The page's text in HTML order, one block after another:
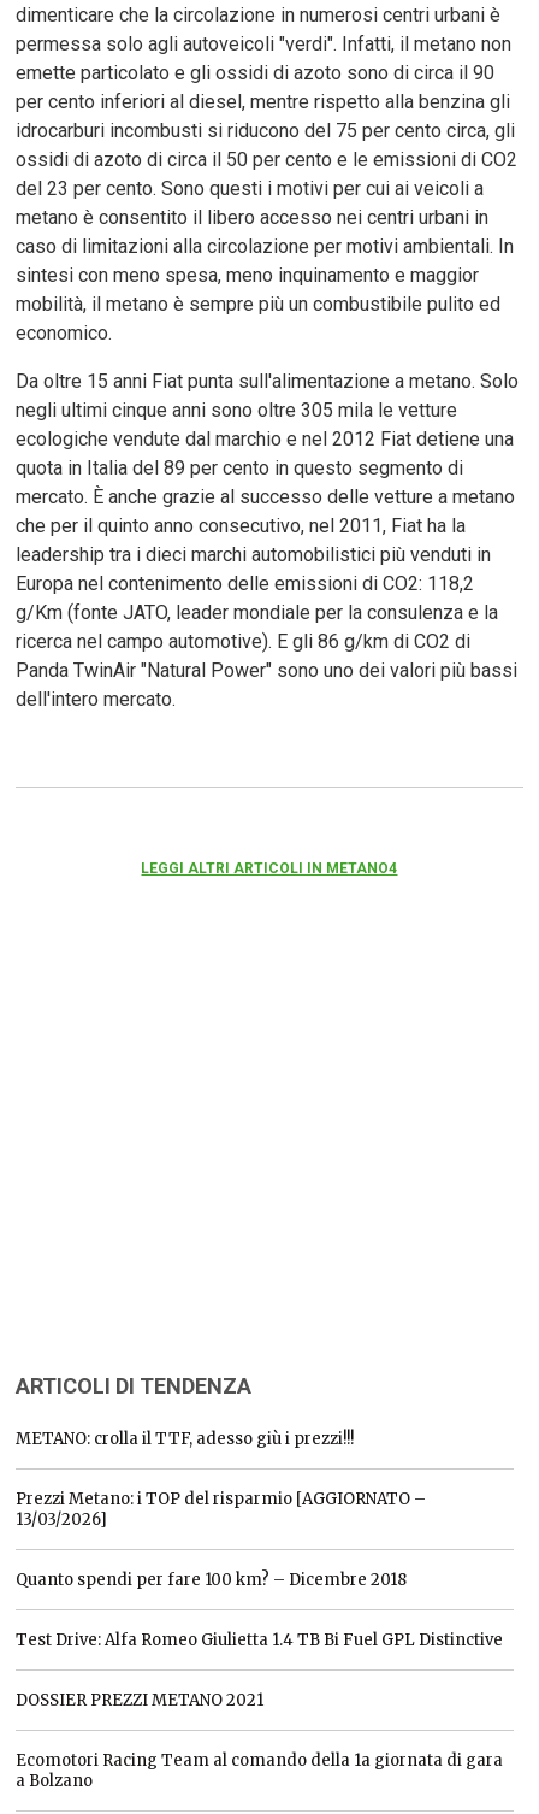
dimenticare che la circolazione in numerosi centri urbani è
permessa solo agli autoveicoli "verdi". Infatti, il metano non
emette particolato e gli ossidi di azoto sono di circa il 90
per cento inferiori al diesel, mentre rispetto alla benzina gli
idrocarburi incombusti si riducono del 75 per cento circa, gli
ossidi di azoto di circa il 50 per cento e le emissioni di CO2
del 23 per cento. Sono questi i motivi per cui ai veicoli a
metano è consentito il libero accesso nei centri urbani in
caso di limitazioni alla circolazione per motivi ambientali. In
sintesi con meno spesa, meno inquinamento e maggior
mobilità, il metano è sempre più un combustibile pulito ed
economico.
Da oltre 15 anni Fiat punta sull'alimentazione a metano. Solo
negli ultimi cinque anni sono oltre 305 mila le vetture
ecologiche vendute dal marchio e nel 2012 Fiat detiene una
quota in Italia del 89 per cento in questo segmento di
mercato. È anche grazie al successo delle vetture a metano
che per il quinto anno consecutivo, nel 2011, Fiat ha la
leadership tra i dieci marchi automobilistici più venduti in
Europa nel contenimento delle emissioni di CO2: 118,2
g/Km (fonte JATO, leader mondiale per la consulenza e la
ricerca nel campo automotive). E gli 86 g/km di CO2 di
Panda TwinAir "Natural Power" sono uno dei valori più bassi
dell'intero mercato.
LEGGI ALTRI ARTICOLI IN METANO4
ARTICOLI DI TENDENZA
METANO: crolla il TTF, adesso giù i prezzi!!!
Prezzi Metano: i TOP del risparmio [AGGIORNATO –
13/03/2026]
Quanto spendi per fare 100 km? – Dicembre 2018
Test Drive: Alfa Romeo Giulietta 1.4 TB Bi Fuel GPL Distinctive
DOSSIER PREZZI METANO 2021
Ecomotori Racing Team al comando della 1a giornata di gara
a Bolzano